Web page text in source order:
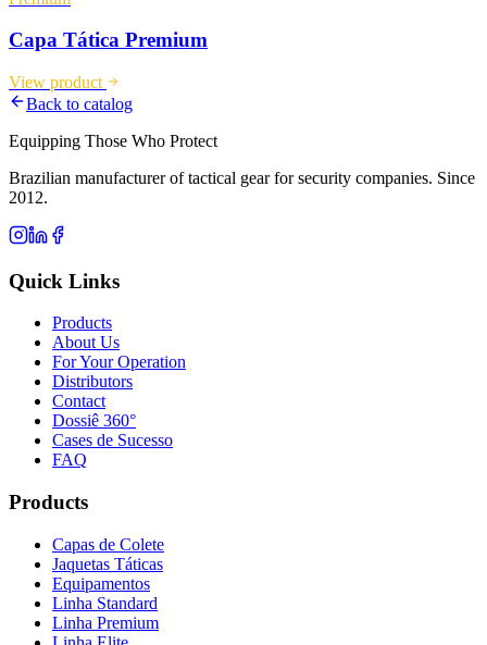
Capa Tática Premium
View product
Back to catalog
Equipping Those Who Protect
Brazilian manufacturer of tactical gear for security companies. Since
2012.
Quick Links
Products
About Us
For Your Operation
Distributors
Contact
Dossiê 360°
Cases de Sucesso
FAQ
Products
Capas de Colete
Jaquetas Táticas
Equipamentos
Linha Standard
Linha Premium